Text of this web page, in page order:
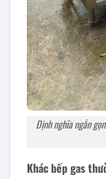
Định nghĩa ngắn
Khác bếp gas